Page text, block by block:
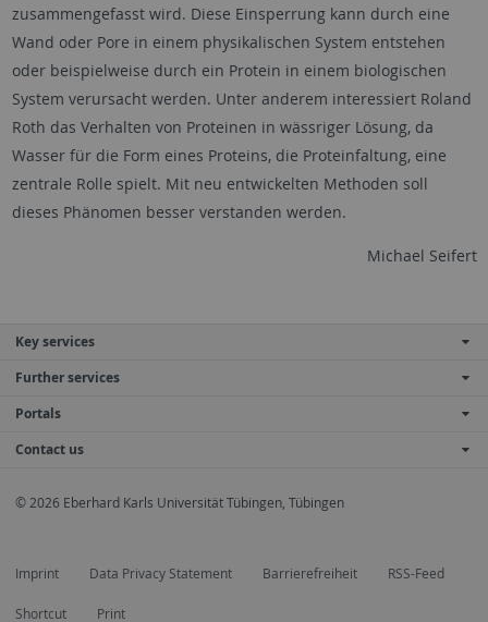
zusammengefasst wird. Diese Einsperrung kann durch eine
Wand oder Pore in einem physikalischen System entstehen
oder beispielweise durch ein Protein in einem biologischen
System verursacht werden. Unter anderem interessiert Roland
Roth das Verhalten von Proteinen in wässriger Lösung, da
Wasser für die Form eines Proteins, die Proteinfaltung, eine
zentrale Rolle spielt. Mit neu entwickelten Methoden soll
dieses Phänomen besser verstanden werden.
Michael Seifert
Key services
Further services
Portals
Contact us
© 2026 Eberhard Karls Universität Tübingen, Tübingen
Imprint Data Privacy Statement Barrierefreiheit RSS-Feed
Shortcut Print